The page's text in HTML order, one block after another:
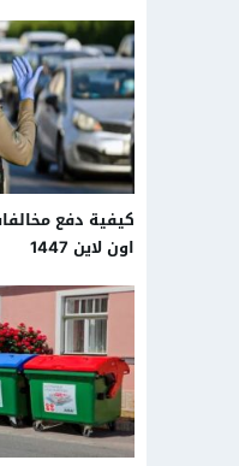
كيفية دفع
اون لاين 1447